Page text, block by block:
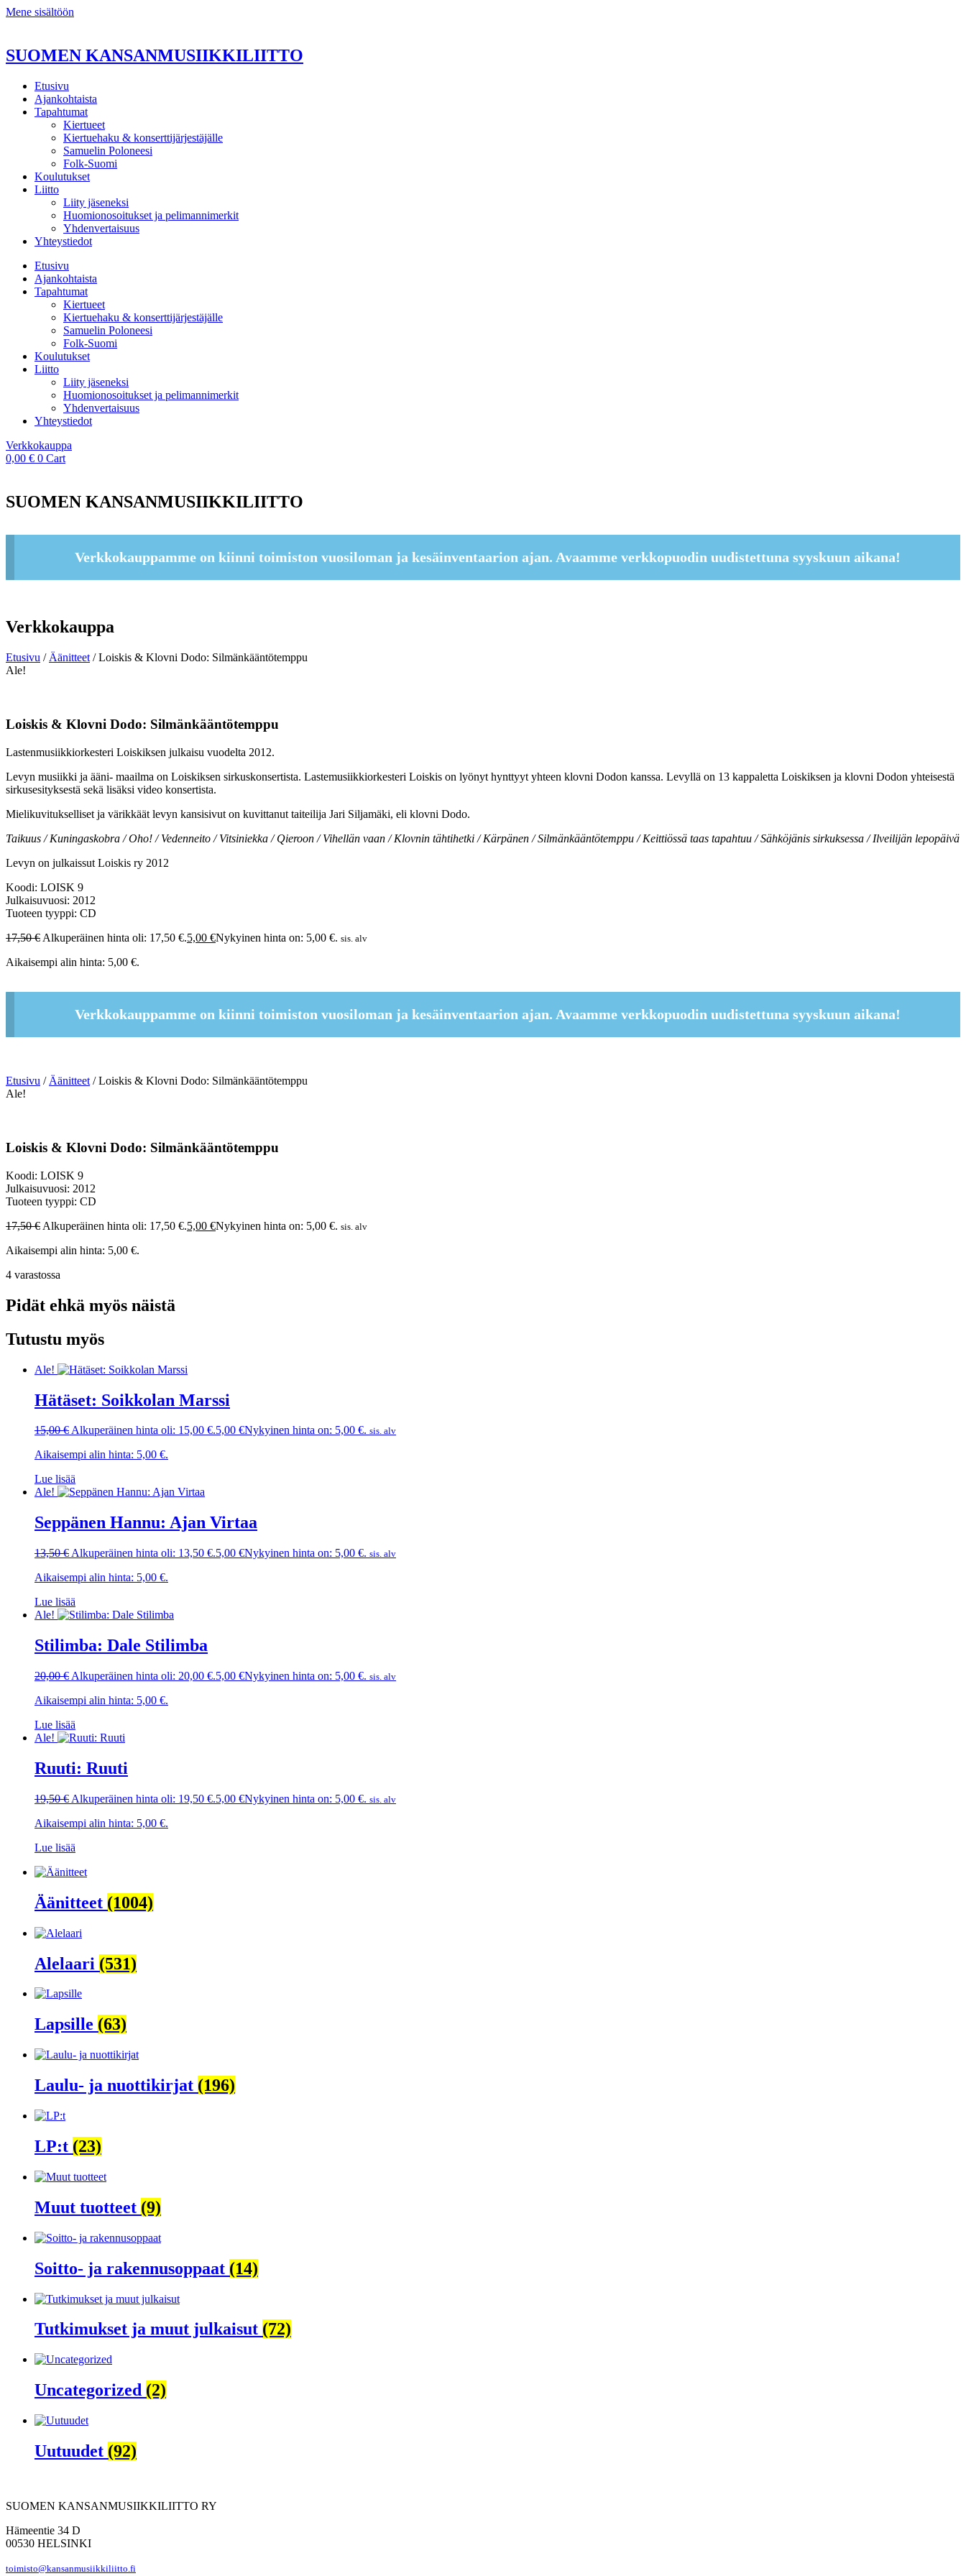
Mene sisältöön
SUOMEN KANSANMUSIIKKILIITTO
Etusivu
Ajankohtaista
Tapahtumat
Kiertueet
Kiertuehaku & konserttijärjestäjälle
Samuelin Poloneesi
Folk-Suomi
Koulutukset
Liitto
Liity jäseneksi
Huomionosoitukset ja pelimannimerkit
Yhdenvertaisuus
Yhteystiedot
Etusivu
Ajankohtaista
Tapahtumat
Kiertueet
Kiertuehaku & konserttijärjestäjälle
Samuelin Poloneesi
Folk-Suomi
Koulutukset
Liitto
Liity jäseneksi
Huomionosoitukset ja pelimannimerkit
Yhdenvertaisuus
Yhteystiedot
Verkkokauppa
0,00 € 0 Cart
SUOMEN KANSANMUSIIKKILIITTO
Verkkokauppamme on kiinni toimiston vuosiloman ja kesäinventaarion ajan. Avaamme verkkopuodin uudistettuna syyskuun aikana!
Verkkokauppa
Etusivu / Äänitteet / Loiskis & Klovni Dodo: Silmänkääntötemppu
Ale!
Loiskis & Klovni Dodo: Silmänkääntötemppu
Lastenmusiikkiorkesteri Loiskiksen julkaisu vuodelta 2012.
Levyn musiikki ja ääni- maailma on Loiskiksen sirkuskonsertista. Lastemusiikkiorkesteri Loiskis on lyönyt hynttyyt yhteen klovni Dodon kanssa. Levyllä on 13 kappaletta Loiskiksen ja klovni Dodon yhteisestä
sirkusesityksestä sekä lisäksi video konsertista.
Mielikuvitukselliset ja värikkäät levyn kansisivut on kuvittanut taiteilija Jari Siljamäki, eli klovni Dodo.
Taikuus / Kuningaskobra / Oho! / Vedenneito / Vitsiniekka / Qieroon / Vihellän vaan / Klovnin tähtihetki / Kärpänen / Silmänkääntötemppu / Keittiössä taas tapahtuu / Sähköjänis sirkuksessa / Ilveilijän lepopäivä
Levyn on julkaissut Loiskis ry 2012
Koodi: LOISK 9
Julkaisuvuosi: 2012
Tuoteen tyyppi: CD
17,50€ Alkuperäinen hinta oli: 17,50 €.5,00 €Nykyinen hinta on: 5,00 €. sis. alv
Aikaisempi alin hinta: 5,00 €.
Verkkokauppamme on kiinni toimiston vuosiloman ja kesäinventaarion ajan. Avaamme verkkopuodin uudistettuna syyskuun aikana!
Etusivu /Äänitteet/ Loiskis & Klovni Dodo: Silmänkääntötemppu
Ale!
Loiskis & Klovni Dodo: Silmänkääntötemppu
Koodi: LOISK 9
Julkaisuvuosi: 2012
Tuoteen tyyppi: CD
17,50€ Alkuperäinen hinta oli: 17,50 €.5,00 €Nykyinen hinta on: 5,00 €. sis. alv
Aikaisempi alin hinta: 5,00 €.
4 varastossa
Pidät ehkä myös näistä
Tutustu myös
Ale!
Hätäset: Soikkolan Marssi
15,00€Alkuperäinen hinta oli: 15,00 €.5,00 €Nykyinen hinta on: 5,00 €. sis. alv
Aikaisempi alin hinta: 5,00 €.
Lue lisää
Ale!
Seppänen Hannu: Ajan Virtaa
13,50€ Alkuperäinen hinta oli: 13,50 €.5,00 €Nykyinen hinta on: 5,00 €. sis. alv
Aikaisempi alin hinta: 5,00 €.
Lue lisää
Ale!
Stilimba: Dale Stilimba
20,00€ Alkuperäinen hinta oli: 20,00 €.5,00 €Nykyinen hinta on: 5,00 €. sis. alv
Aikaisempi alin hinta: 5,00 €.
Lue lisää
Ale!
Ruuti: Ruuti
19,50€ Alkuperäinen hinta oli: 19,50 €.5,00 €Nykyinen hinta on: 5,00 €. sis. alv
Aikaisempi alin hinta: 5,00 €.
Lue lisää
Äänitteet (1004)
Alelaari (531)
Lapsille (63)
Laulu- ja nuottikirjat (196)
LP:t (23)
Muut tuotteet (9)
Soitto- ja rakennusoppaat (14)
Tutkimukset ja muut julkaisut (72)
Uncategorized (2)
Uutuudet (92)
SUOMEN KANSANMUSIIKKILIITTO RY
Hämeentie 34 D
00530 HELSINKI
toimisto@kansanmusiikkiliitto.fi